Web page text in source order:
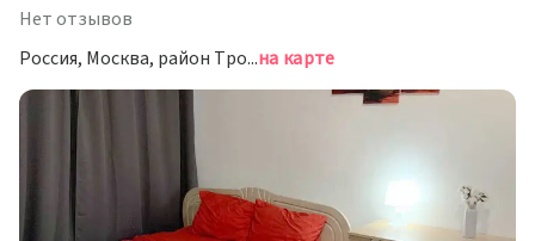
Нет отзывов
Россия, Москва, район Троицк, улица Яворки, 1к4на карте